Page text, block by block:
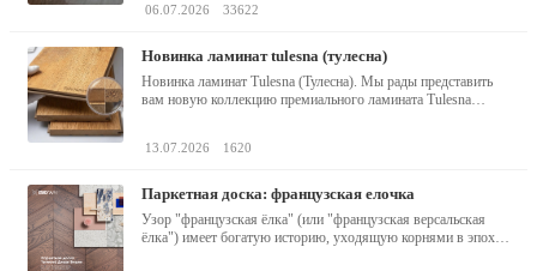
06.07.2026 33622
новинка ламинат tulesna (тулесна)
Новинка ламинат Tulesna (Тулесна). Мы рады представить
вам новую коллекцию премиального ламината Tulesna
13.07.2026 1620
паркетная доска: французская елочка
Узор "французская ёлка" (или "французская версальская
ёлка") имеет богатую историю, уходящую корнями в эпоху